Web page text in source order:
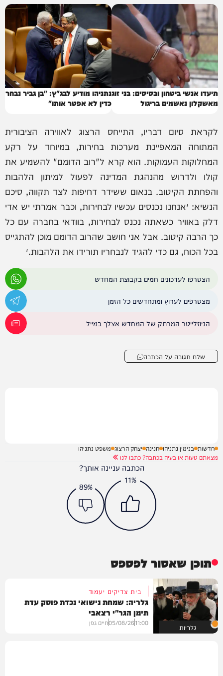
תיעדו אנשי ביטחון ובסיסים: בני זוג
מאשקלון נאשמים בריגול
נתניהו מודיע לבג"ץ: "בן גביר נבחר
כדין לא אפטר אותו"
לקראת סיום דבריו, התייחס הרצוג לאווירה הציבורית
המתוחה המאפיינת מערכות בחירות, במיוחד על רקע
המחלוקות העמוקות. הוא קרא ל"רוב הדומם" להשמיע את
קולו ולדרוש מהנהגת המדינה לפעול למיתון הלהבות
והפחתת הקיטוב. בנאום ששידר דחיפות לצד תקווה, סיכם
הנשיא: ״אנחנו נכנסים עכשיו לבחירות, וכבר אמרתי יש אדי
דלק באוויר כשאתה נכנס לבחירות, בוודאי בחברה עם כל
כך הרבה קיטוב. אבל אני חושב שהרוב הדומם מוכן להתגייס
בכל הכוח, גם כדי להגיד לנבחריו תורידו את הלהבות.״
הצטרפו לעדכונים חמים בקבוצת המחדש
מצטרפים לערוץ ומתחדשים כל הזמן
הניוזלייטר המרתק של המחדש אצלך במייל
שלח תגובה על הכתבה
חדשות בנימין נתניהו חנינה יצחק הרצוג משפט נתניהו
מצאתם טעות או בעיה בכתבה? כתבו לנו
הכתבה עניינה אותך?
11%
89%
תוכן שאסור לפספס
גלריות
בית צדיקים יעמוד
גלריה: שמחת נישואי נכדת פוסק עדת
תימן הגר"י רצאבי
11:00
05/08/26חיים גפן